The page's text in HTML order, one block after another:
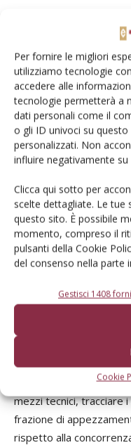
Per fornire le migliori
utilizziamo tecnologie
accedere alle
tecnologie permetterà a
dati personali come il
o gli ID univoci su
personalizzati. Non
influire negativamente
Clicca qui sotto per
scelte dettagliate. Le tue
questo sito. È possibile
momento, compreso il
pulsanti della Cookie
del consenso nella parte
Gestisci 1408
Cookie
ad avere un monitor e
consente di
campo e memorizzare
operatore ed ettari
Isobus compatibile,
abbinato a un’antenna
automatica con
stazione a terra o
l’errore da 40 a 23 cm
Isagri. Il gruppo
un solo terminale e
di esso. Si tratta della
costo in linea con i
euro). Per questa cifra,
porta a casa soltanto
sistema completo, in
campagna,
stesso punto dopo
mezzi tecnici, tracciare
frazione di
rispetto alla